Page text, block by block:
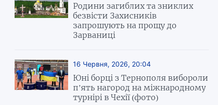
Родини загиблих та зниклих
безвісти Захисників
запрошують на прощу до
Зарваниці
16 Червня, 2026, 20:04
Юні борці з Тернополя вибороли
п’ять нагород на міжнародному
турнірі в Чехії (фото)